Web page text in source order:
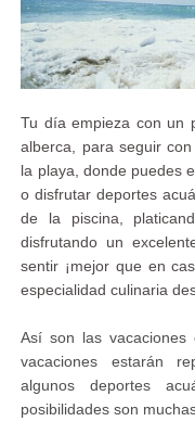
Tu día empieza con un
alberca, para seguir
la playa, donde puedes
o disfrutar deportes
de la piscina,
disfrutando un
sentir ¡mejor que en
especialidad culinaria
Así son las
vacaciones estarán
algunos deportes
posibilidades son